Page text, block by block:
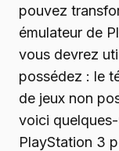
pouvez
émulateur de
vous devrez
possédez : le
de jeux non
voici
PlayStation 3